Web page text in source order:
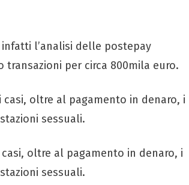
l’analisi delle postepay
per circa 800mila euro.
oltre al pagamento in denaro, i
sessuali.
oltre al pagamento in denaro, i
sessuali.